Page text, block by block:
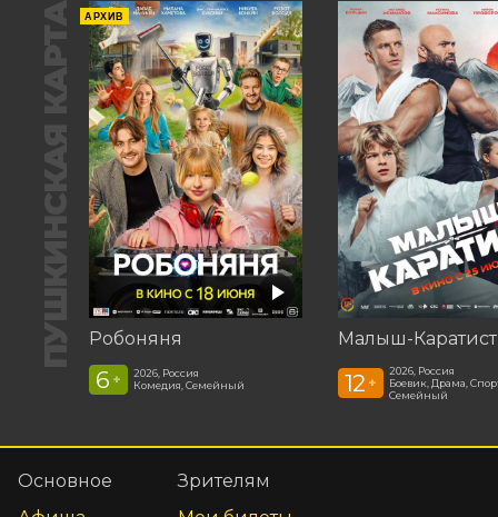
ПУШКИНСКАЯ КАРТА АРХИВ
Робоняня
6 +
2026, Россия
Комедия, Семейный
Малыш-Каратист
12 +
2026, Россия
Боевик, Драма,
Семейный
Основное
Зрителям